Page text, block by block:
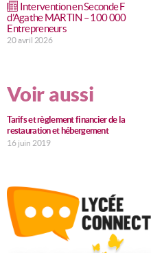
Intervention en Seconde F
d’Agathe MARTIN – 100 000
Entrepreneurs
20 avril 2026
Voir aussi
Tarifs et règlement financier de la
restauration et hébergement
16 juin 2019